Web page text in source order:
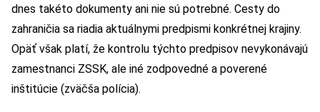
dnes takéto dokumenty ani nie sú potrebné. Cesty do
zahraničia sa riadia aktuálnymi predpismi konkrétnej krajiny.
Opäť však platí, že kontrolu týchto predpisov nevykonávajú
zamestnanci ZSSK, ale iné zodpovedné a poverené
inštitúcie (zväčša polícia).